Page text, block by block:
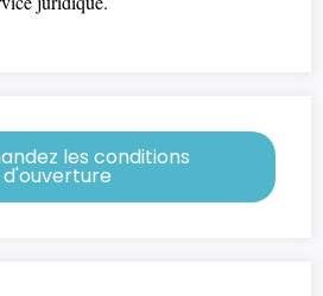
les conditions
d'ouverture